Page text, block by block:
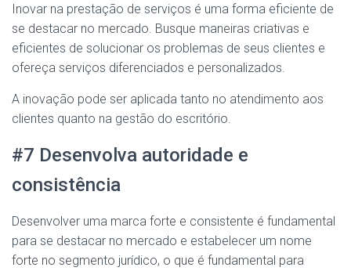
Inovar na prestação de serviços é uma forma eficiente de
se destacar no mercado. Busque maneiras criativas e
eficientes de solucionar os problemas de seus clientes e
ofereça serviços diferenciados e personalizados.
A inovação pode ser aplicada tanto no atendimento aos
clientes quanto na gestão do escritório.
#7 Desenvolva autoridade e
consistência
Desenvolver uma marca forte e consistente é fundamental
para se destacar no mercado e estabelecer um nome
forte no segmento jurídico, o que é fundamental para